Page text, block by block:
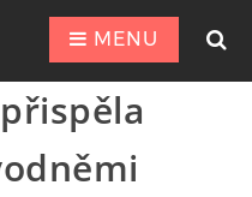
MENU